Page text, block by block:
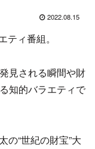
2022.08.15
ティ番組。
見される瞬間や財
知的バラエティで
の“世紀の財宝”大